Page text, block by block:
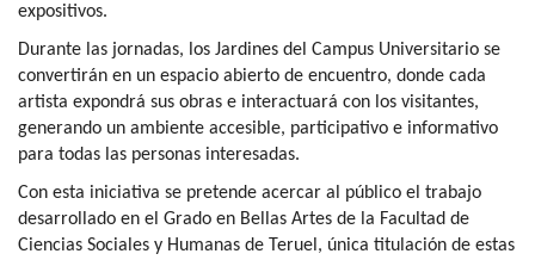
expositivos.
Durante las jornadas, los Jardines del Campus Universitario se
convertirán en un espacio abierto de encuentro, donde cada
artista expondrá sus obras e interactuará con los visitantes,
generando un ambiente accesible, participativo e informativo
para todas las personas interesadas.
Con esta iniciativa se pretende acercar al público el trabajo
desarrollado en el Grado en Bellas Artes de la Facultad de
Ciencias Sociales y Humanas de Teruel, única titulación de estas